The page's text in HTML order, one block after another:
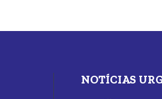
NOTÍCIAS